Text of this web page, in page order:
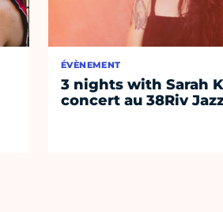
ÉVÈNEMENT
3 nights with Sarah
concert au 38Riv